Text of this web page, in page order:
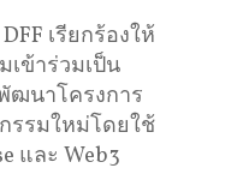
เรียกร้องให้
ข้าร่วมเป็น
ฒนาโครงการ
รรมใหม่โดยใช้
และ Web3